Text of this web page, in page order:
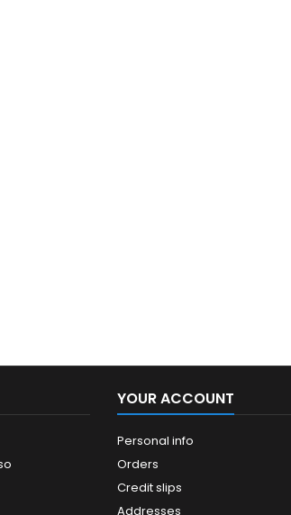
YOUR ACCOUNT
Personal info
Orders
Credit slips
Addresses